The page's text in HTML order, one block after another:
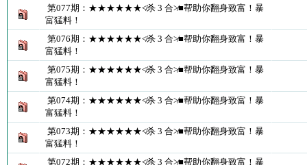
第077期：★★★★★★≮杀 3 合≯■帮助你翻身致富！暴
富猛料！
第076期：★★★★★★≮杀 3 合≯■帮助你翻身致富！暴
富猛料！
第075期：★★★★★★≮杀 3 合≯■帮助你翻身致富！暴
富猛料！
第074期：★★★★★★≮杀 3 合≯■帮助你翻身致富！暴
富猛料！
第073期：★★★★★★≮杀 3 合≯■帮助你翻身致富！暴
富猛料！
第072期：★★★★★★≮杀 3 合≯■帮助你翻身致富！暴